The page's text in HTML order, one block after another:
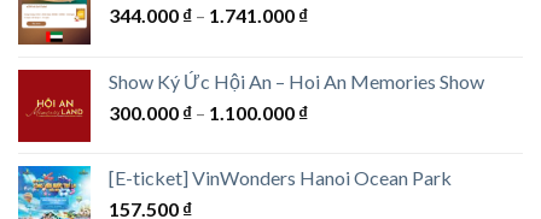
344.000 ₫ – 1.741.000 ₫Khoảng
344.000 ₫
đến
Show Ký Ức Hội An – Hoi An Memories Show
300.000 ₫ – 1.100.000 ₫Khoảng
300.000 ₫
[E-ticket] VinWonders Hanoi Ocean Park
157.500 ₫